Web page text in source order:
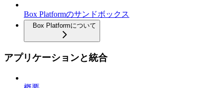
Box Platformのサンドボックス
Box Platformについて
アプリケーションと統合